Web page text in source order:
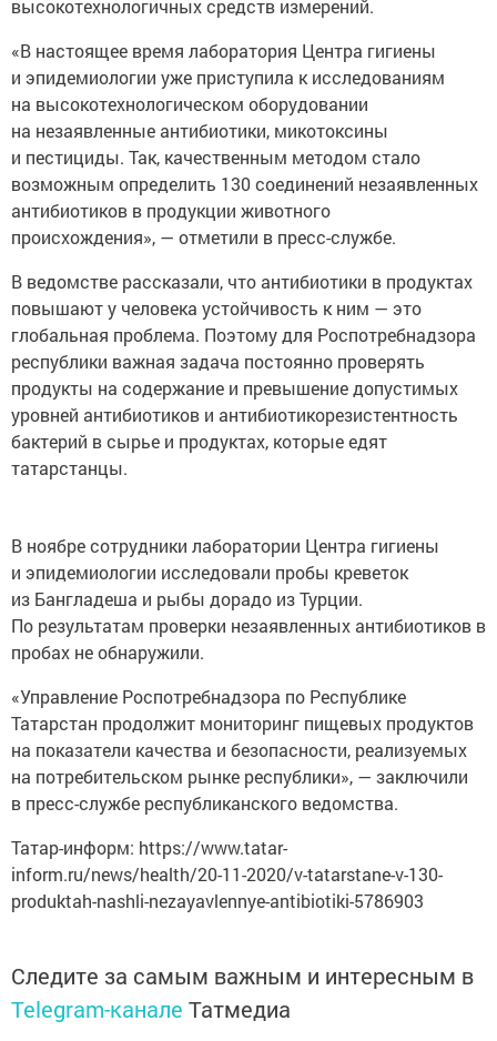
высокотехнологичных средств измерений.
«В настоящее время лаборатория Центра гигиены
и эпидемиологии уже приступила к исследованиям
на высокотехнологическом оборудовании
на незаявленные антибиотики, микотоксины
и пестициды. Так, качественным методом стало
возможным определить 130 соединений незаявленных
антибиотиков в продукции животного
происхождения», — отметили в пресс-службе.
В ведомстве рассказали, что антибиотики в продуктах
повышают у человека устойчивость к ним — это
глобальная проблема. Поэтому для Роспотребнадзора
республики важная задача постоянно проверять
продукты на содержание и превышение допустимых
уровней антибиотиков и антибиотикорезистентность
бактерий в сырье и продуктах, которые едят
татарстанцы.
В ноябре сотрудники лаборатории Центра гигиены
и эпидемиологии исследовали пробы креветок
из Бангладеша и рыбы дорадо из Турции.
По результатам проверки незаявленных антибиотиков в
пробах не обнаружили.
«Управление Роспотребнадзора по Республике
Татарстан продолжит мониторинг пищевых продуктов
на показатели качества и безопасности, реализуемых
на потребительском рынке республики», — заключили
в пресс-службе республиканского ведомства.
Татар-информ: https://www.tatar-
inform.ru/news/health/20-11-2020/v-tatarstane-v-130-
produktah-nashli-nezayavlennye-antibiotiki-5786903
Следите за самым важным и интересным в
Telegram-канале Татмедиа